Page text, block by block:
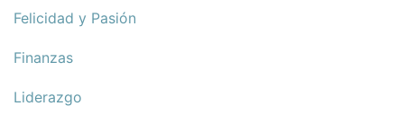
Felicidad y Pasión
Finanzas
Liderazgo